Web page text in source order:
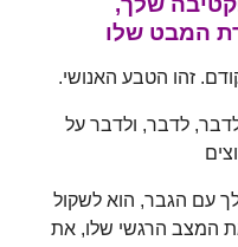
המבט שלו
קודם. זהו הטבע האנושי.
לדבר, ולדבר על
עם הגבר, הוא לשקול
המצב הרגשי שלו, את